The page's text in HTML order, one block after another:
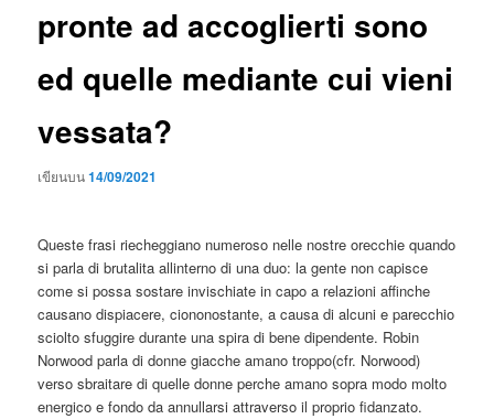
pronte ad accoglierti sono
ed quelle mediante cui vieni
vessata?
เขียนบน14/09/2021
Queste frasi riecheggiano numeroso nelle nostre orecchie quando
si parla di brutalita allinterno di una duo: la gente non capisce
come si possa sostare invischiate in capo a relazioni affinche
causano dispiacere, ciononostante, a causa di alcuni e parecchio
sciolto sfuggire durante una spira di bene dipendente. Robin
Norwood parla di donne giacche amano troppo(cfr. Norwood)
verso sbraitare di quelle donne perche amano sopra modo molto
energico e fondo da annullarsi attraverso il proprio fidanzato.